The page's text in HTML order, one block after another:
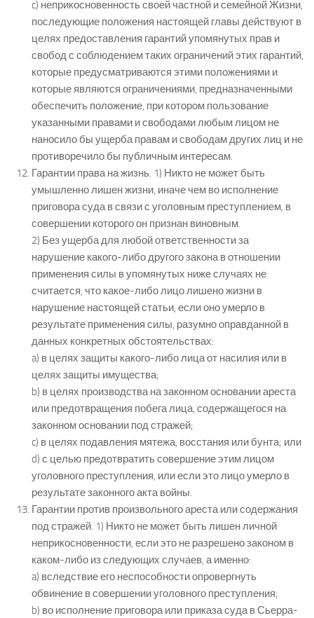
c) неприкосновенность своей частной и семейной Жизни,
последующие положения настоящей главы действуют в
целях предоставления гарантий упомянутых прав и
свобод с соблюдением таких ограничений этих гарантий,
которые предусматриваются этими положениями и
которые являются ограничениями, предназначенными
обеспечить положение, при котором пользование
указанными правами и свободами любым лицом не
наносило бы ущерба правам и свободам других лиц и не
противоречило бы публичным интересам.
Гарантии права на жизнь. 1) Никто не может быть
умышленно лишен жизни, иначе чем во исполнение
приговора суда в связи с уголовным преступлением, в
совершении которого он признан виновным.
2) Без ущерба для любой ответственности за
нарушение какого-либо другого закона в отношении
применения силы в упомянутых ниже случаях не
считается, что какое-либо лицо лишено жизни в
нарушение настоящей статьи, если оно умерло в
результате применения силы, разумно оправданной в
данных конкретных обстоятельствах:
a) в целях защиты какого-либо лица от насилия или в
целях защиты имущества;
b) в целях производства на законном основании ареста
или предотвращения побега лица, содержащегося на
законном основании под стражей;
c) в целях подавления мятежа, восстания или бунта; или
d) с целью предотвратить совершение этим лицом
уголовного преступления, или если это лицо умерло в
результате законного акта войны.
Гарантии против произвольного ареста или содержания
под стражей. 1) Никто не может быть лишен личной
неприкосновенности, если это не разрешено законом в
каком-либо из следующих случаев, а именно:
a) вследствие его неспособности опровергнуть
обвинение в совершении уголовного преступления;
b) во исполнение приговора или приказа суда в Сьерра-